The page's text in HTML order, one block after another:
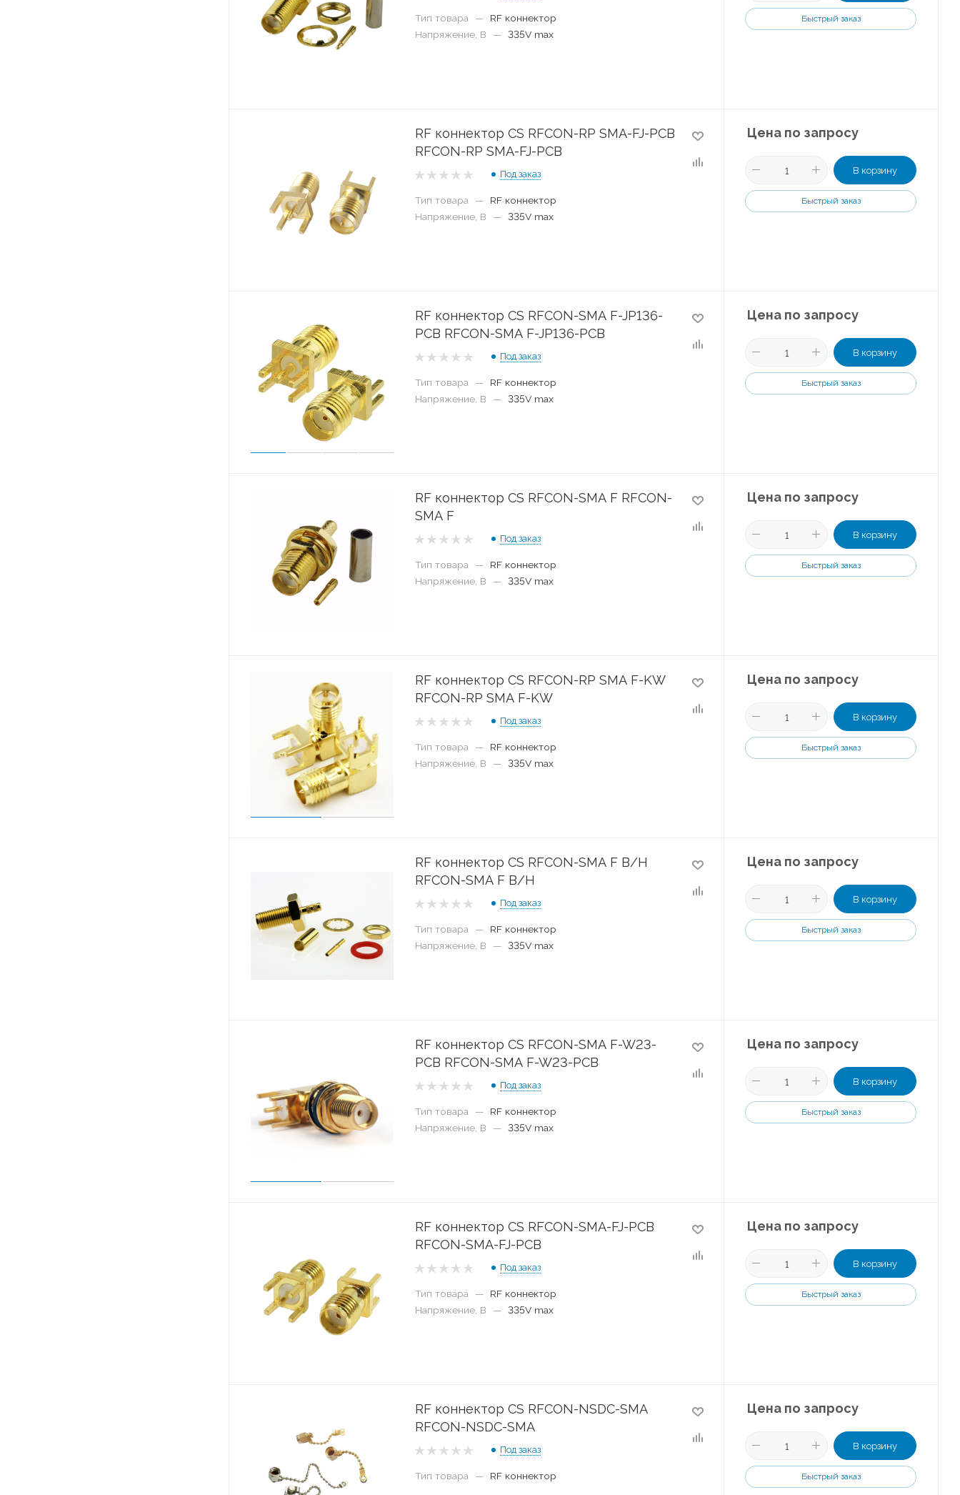
Тип товара —
RF коннектор
Напряжение, В
— 335V max
Быстрый заказ
RF коннектор CS RFCON-RP SMA-FJ-PCB
RFCON-RP SMA-FJ-PCB
Под заказ
Тип товара —
RF коннектор
Напряжение, В
— 335V max
Цена по запросу
В корзину
Быстрый заказ
RF коннектор CS RFCON-SMA F-JP136-
PCB RFCON-SMA F-JP136-PCB
Под заказ
Тип товара —
RF коннектор
Напряжение, В
— 335V max
Цена по запросу
В корзину
Быстрый заказ
RF коннектор CS RFCON-SMA F RFCON-
SMA F
Под заказ
Тип товара —
RF коннектор
Напряжение, В
— 335V max
Цена по запросу
В корзину
Быстрый заказ
RF коннектор CS RFCON-RP SMA F-KW
RFCON-RP SMA F-KW
Под заказ
Тип товара —
RF коннектор
Напряжение, В
— 335V max
Цена по запросу
В корзину
Быстрый заказ
RF коннектор CS RFCON-SMA F B/H
RFCON-SMA F B/H
Под заказ
Тип товара —
RF коннектор
Напряжение, В
— 335V max
Цена по запросу
В корзину
Быстрый заказ
RF коннектор CS RFCON-SMA F-W23-
PCB RFCON-SMA F-W23-PCB
Под заказ
Тип товара —
RF коннектор
Напряжение, В
— 335V max
Цена по запросу
В корзину
Быстрый заказ
RF коннектор CS RFCON-SMA-FJ-PCB
RFCON-SMA-FJ-PCB
Под заказ
Тип товара —
RF коннектор
Напряжение, В
— 335V max
Цена по запросу
В корзину
Быстрый заказ
RF коннектор CS RFCON-NSDC-SMA
RFCON-NSDC-SMA
Под заказ
Тип товара — RF коннектор
Цена по запросу
В корзину
Быстрый заказ